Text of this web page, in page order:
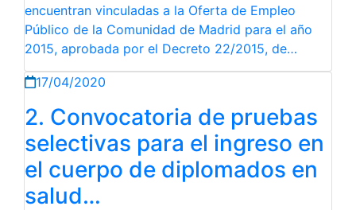
encuentran vinculadas a la Oferta de Empleo
Público de la Comunidad de Madrid para el año
2015, aprobada por el Decreto 22/2015, de…
17/04/2020
2. Convocatoria de pruebas
selectivas para el ingreso en
el cuerpo de diplomados en
salud…